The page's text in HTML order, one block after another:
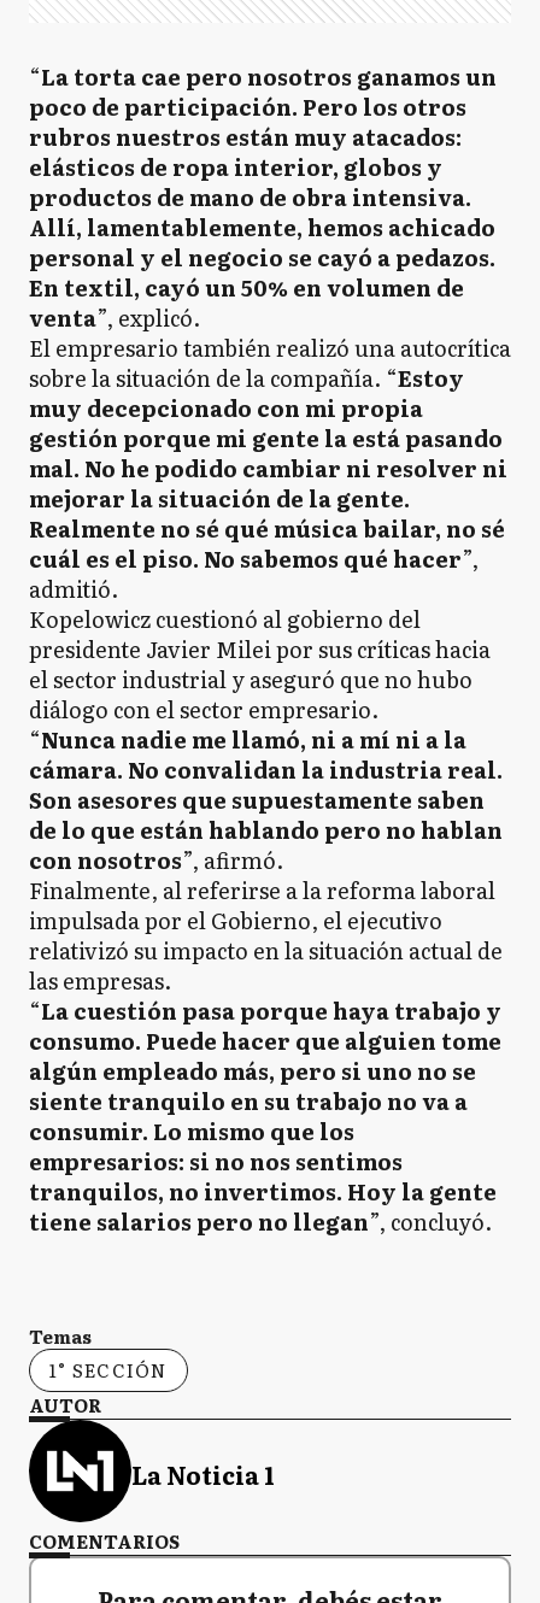
“La torta cae pero nosotros ganamos un
poco de participación. Pero los otros
rubros nuestros están muy atacados:
elásticos de ropa interior, globos y
productos de mano de obra intensiva.
Allí, lamentablemente, hemos achicado
personal y el negocio se cayó a pedazos.
En textil, cayó un 50% en volumen de
venta”, explicó.
El empresario también realizó una autocrítica
sobre la situación de la compañía. “Estoy
muy decepcionado con mi propia
gestión porque mi gente la está pasando
mal. No he podido cambiar ni resolver ni
mejorar la situación de la gente.
Realmente no sé qué música bailar, no sé
cuál es el piso. No sabemos qué hacer”,
admitió.
Kopelowicz cuestionó al gobierno del
presidente Javier Milei por sus críticas hacia
el sector industrial y aseguró que no hubo
diálogo con el sector empresario.
“Nunca nadie me llamó, ni a mí ni a la
cámara. No convalidan la industria real.
Son asesores que supuestamente saben
de lo que están hablando pero no hablan
con nosotros”, afirmó.
Finalmente, al referirse a la reforma laboral
impulsada por el Gobierno, el ejecutivo
relativizó su impacto en la situación actual de
las empresas.
“La cuestión pasa porque haya trabajo y
consumo. Puede hacer que alguien tome
algún empleado más, pero si uno no se
siente tranquilo en su trabajo no va a
consumir. Lo mismo que los
empresarios: si no nos sentimos
tranquilos, no invertimos. Hoy la gente
tiene salarios pero no llegan”, concluyó.
Temas
1° SECCIÓN
AUTOR
La Noticia 1
COMENTARIOS